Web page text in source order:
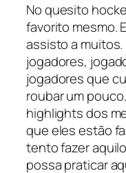
No quesito
favorito mesmo.
assisto a
jogadores,
jogadores que
roubar um
highlightsdos
que eles estão
tento fazer
possa praticar